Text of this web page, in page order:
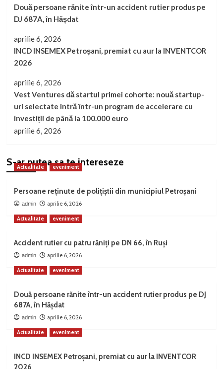
Două persoane rănite într-un accident rutier produs pe
DJ 687A, în Hășdat
aprilie 6, 2026
INCD INSEMEX Petroșani, premiat cu aur la INVENTCOR
2026
aprilie 6, 2026
Vest Ventures dă startul primei cohorte: nouă startup-
uri selectate intră într-un program de accelerare cu
investiții de până la 100.000 euro
aprilie 6, 2026
S-ar putea sa te intereseze
Actualitate eveniment
Persoane reținute de polițiștii din municipiul Petroșani
admin aprilie 6, 2026
Actualitate eveniment
Accident rutier cu patru răniți pe DN 66, în Ruși
admin aprilie 6, 2026
Actualitate eveniment
Două persoane rănite într-un accident rutier produs pe DJ
687A, în Hășdat
admin aprilie 6, 2026
Actualitate eveniment
INCD INSEMEX Petroșani, premiat cu aur la INVENTCOR
2026